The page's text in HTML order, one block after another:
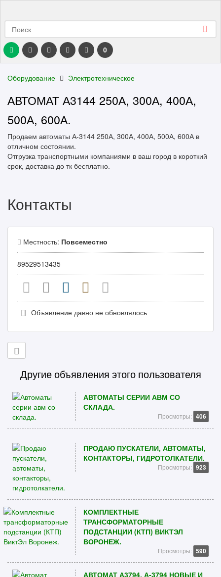
0
Оборудование Электротехническое
АВТОМАТ А3144 250А, 300А, 400А,
500А, 600А.
Продаем автоматы А-3144 250А, 300А, 400А, 500А, 600А в
отличном состоянии.
Отгрузка транспортными компаниями в ваш город в короткий
срок, доставка до тк бесплатно.
Контакты
Местность: Повсеместно
89529513435
Объявление давно не обновлялось
Другие объявления этого пользователя
АВТОМАТЫ СЕРИИ АВМ СО
СКЛАДА.
Просмотры: 406
ПРОДАЮ ПУСКАТЕЛИ, АВТОМАТЫ,
КОНТАКТОРЫ, ГИДРОТОЛКАТЕЛИ.
Просмотры: 923
КОМПЛЕКТНЫЕ
ТРАНСФОРМАТОРНЫЕ
ПОДСТАНЦИИ (КТП) ВИКТЭЛ
ВОРОНЕЖ.
Просмотры: 590
АВТОМАТ А3794, А-3794 НОВЫЕ И